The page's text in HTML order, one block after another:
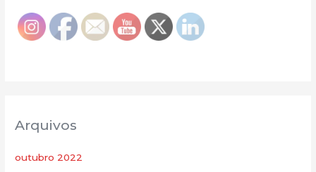
Arquivos
outubro 2022